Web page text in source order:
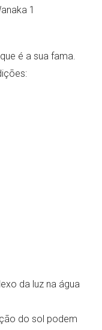
é a sua fama.
da luz na água
do sol podem